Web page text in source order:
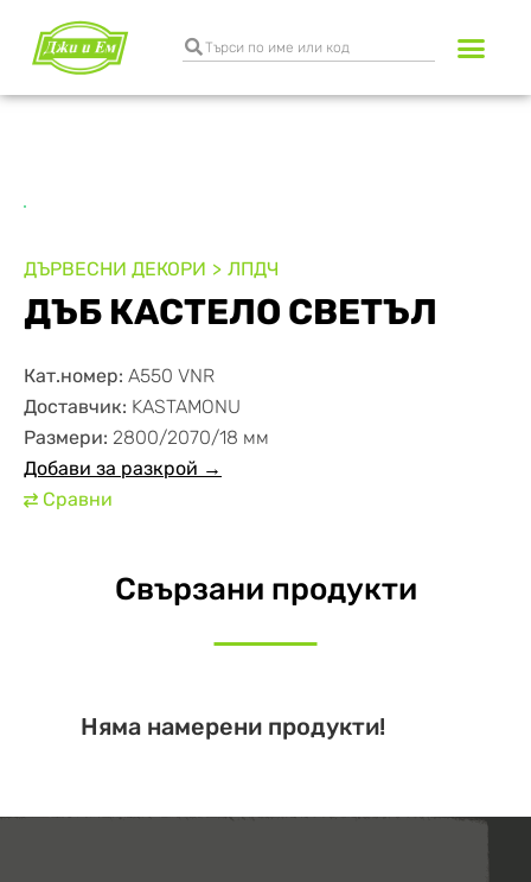
ДЪРВЕСНИ ДЕКОРИ ЛПДЧ
ДЪБ КАСТЕЛО СВЕТЪЛ
Кат.номер: А550 VNR
Доставчик: KASTAMONU
Размери: 2800/2070/18 мм
Добави за разкрой →
⇄ Сравни
Свързани продукти
Няма намерени продукти!